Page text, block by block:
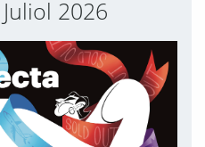
Juliol 2026